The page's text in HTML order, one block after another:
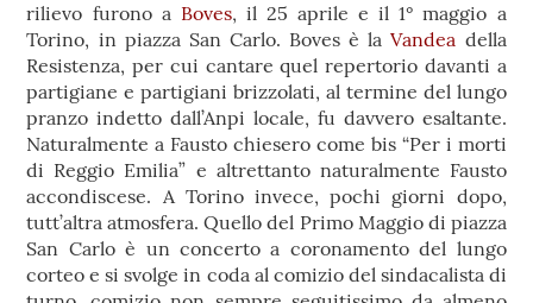
rilievo furono a Boves, il 25 aprile e il 1° maggio a
Torino, in piazza San Carlo. Boves è laVandea della
Resistenza, per cui cantare quel repertorio davanti a
partigiane e partigiani brizzolati, al termine del lungo
pranzo indetto dall’Anpi locale, fu davvero esaltante.
Naturalmente a Fausto chiesero come bis “Per i morti
di Reggio Emilia” e altrettanto naturalmente Fausto
accondiscese. A Torino invece, pochi giorni dopo,
tutt’altra atmosfera. Quello del Primo Maggio di piazza
San Carlo è un concerto a coronamento del lungo
corteo e si svolge in coda al comizio del sindacalista di